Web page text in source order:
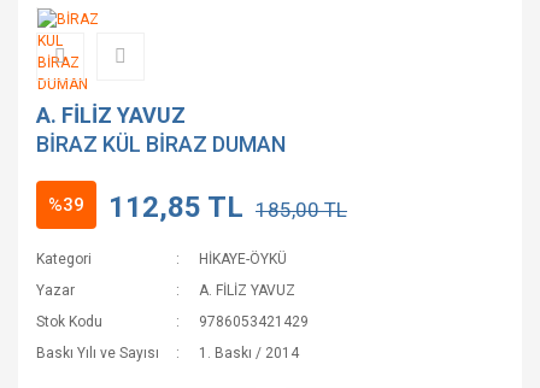
A. FİLİZ YAVUZ
BİRAZ KÜL BİRAZ DUMAN
%39 112,85 TL 185,00 TL
Kategori
HİKAYE-ÖYKÜ
Yazar
A. FİLİZ YAVUZ
Stok Kodu
9786053421429
Baskı Yılı ve Sayısı
1. Baskı / 2014